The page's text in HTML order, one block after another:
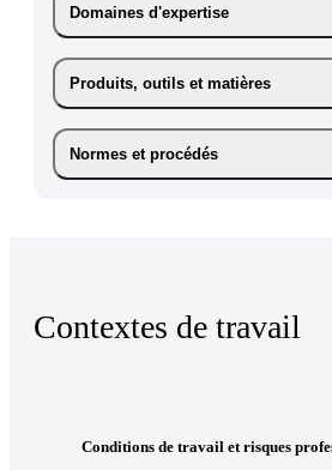
Domaines d'expertise
Produits, outils et matières
Normes et procédés
Contextes de travail
Conditions de travail et risques